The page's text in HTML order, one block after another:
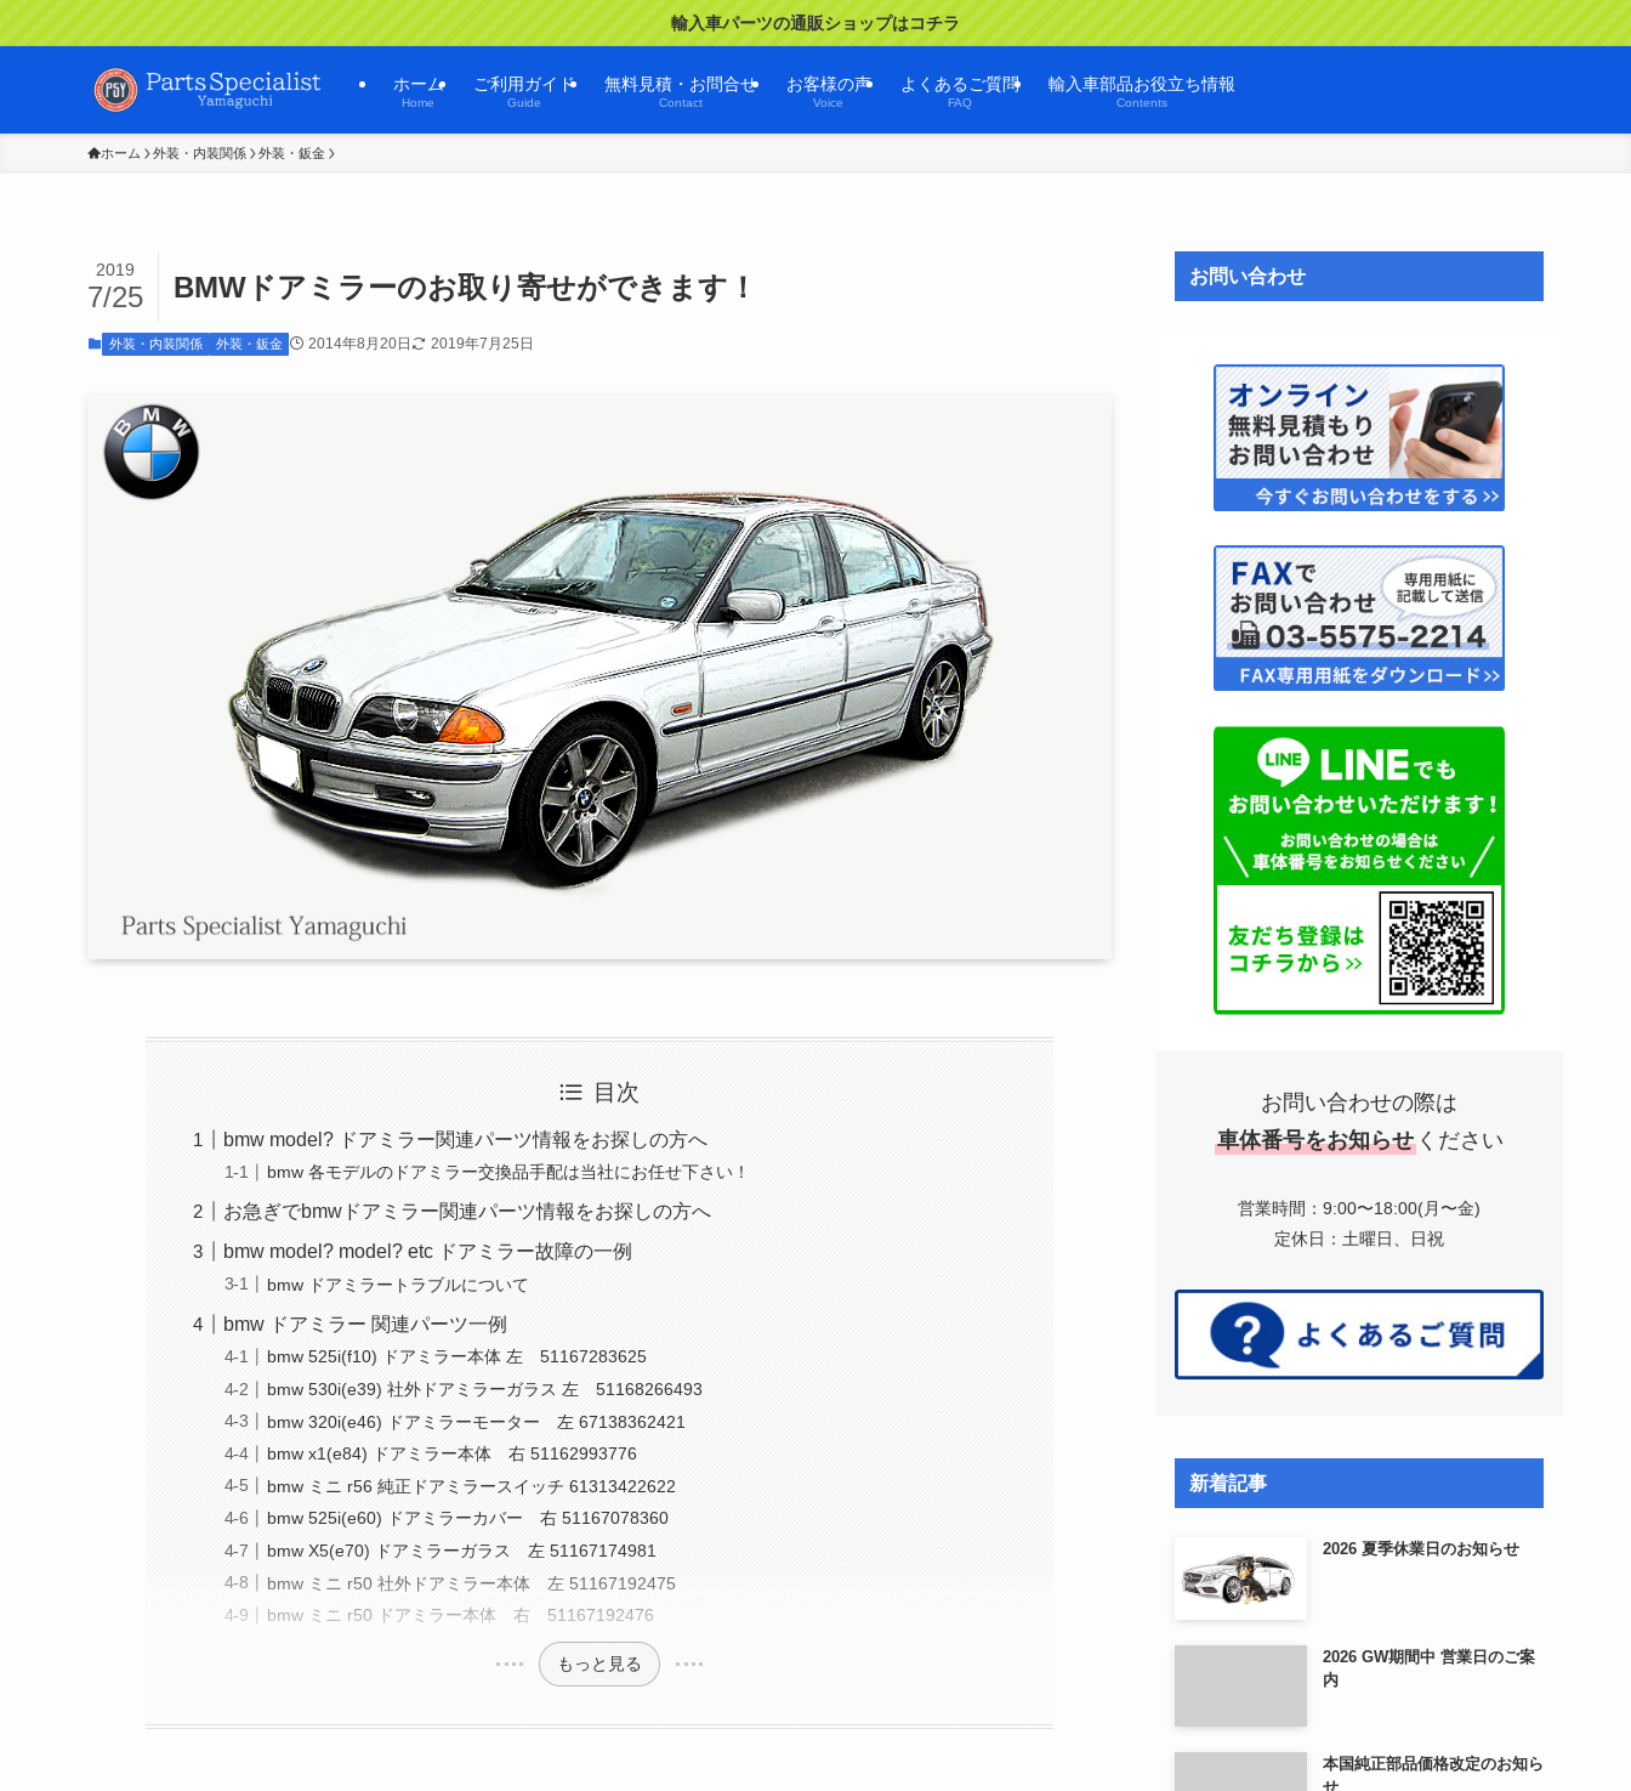
輸入車パーツの通販ショップはコチラ
ホーム
Home
ご利用ガイド
Guide
無料見積・お問合せ
Contact
お客様の声
Voice
よくあるご質問
FAQ
輸入車部品お役立ち情報
Contents
ホーム 外装・内装関係 外装・鈑金
BMWドアミラーのお取り寄せができます！
2019
7/25
外装・内装関係 外装・鈑金 2014年8月20日 2019年7月25日
目次
bmw model? ドアミラー関連パーツ情報をお探しの方へ
bmw 各モデルのドアミラー交換品手配は当社にお任せ下さい！
お急ぎでbmwドアミラー関連パーツ情報をお探しの方へ
bmw model? model? etc ドアミラー故障の一例
bmw ドアミラートラブルについて
bmw ドアミラー 関連パーツ一例
bmw 525i(f10) ドアミラー本体 左 51167283625
bmw 530i(e39) 社外ドアミラーガラス 左 51168266493
bmw 320i(e46) ドアミラーモーター 左 67138362421
bmw x1(e84) ドアミラー本体 右 51162993776
bmw ミニ r56 純正ドアミラースイッチ 61313422622
bmw 525i(e60) ドアミラーカバー 右 51167078360
bmw X5(e70) ドアミラーガラス 左 51167174981
bmw ミニ r50 社外ドアミラー本体 左 51167192475
bmw ミニ r50 ドアミラー本体 右 51167192476
もっと見る
お問い合わせ
お問い合わせの際は
車体番号をお知らせ ください
営業時間：9:00〜18:00(月〜金)
定休日：土曜日、日祝
新着記事
2026 夏季休業日のお知らせ
2026 GW期間中 営業日のご案
内
本国純正部品価格改定のお知ら
せ